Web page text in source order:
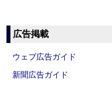
広告掲載
ウェブ広告ガイド
新聞広告ガイド